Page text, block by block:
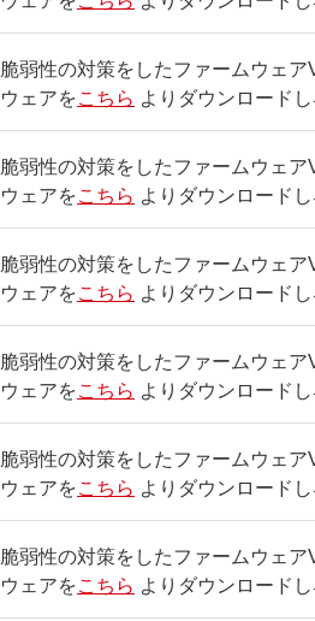
脆弱性の対策をしたファームウェ
ウェアをこちら よりダウンロード
脆弱性の対策をしたファームウェ
ウェアをこちら よりダウンロード
脆弱性の対策をしたファームウェ
ウェアをこちら よりダウンロード
脆弱性の対策をしたファームウェ
ウェアをこちら よりダウンロード
脆弱性の対策をしたファームウェ
ウェアをこちら よりダウンロード
脆弱性の対策をしたファームウェ
ウェアをこちら よりダウンロード